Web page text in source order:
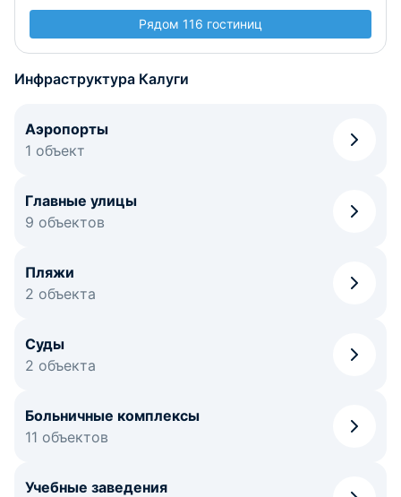
Рядом 116 гостиниц
Инфраструктура Калуги
Аэропорты
1 объект
Главные улицы
9 объектов
Пляжи
2 объекта
Суды
2 объекта
Больничные комплексы
11 объектов
Учебные заведения